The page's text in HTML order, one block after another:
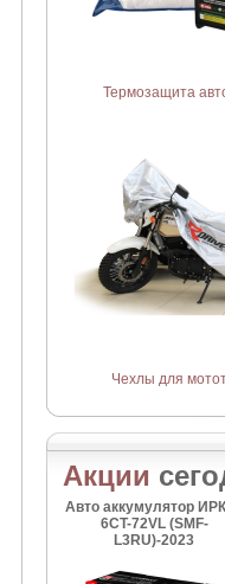
Термозащита
Чехлы для
Акции
Авто аккумулятор
6CT-72VL (SMF-
L3RU)-2023